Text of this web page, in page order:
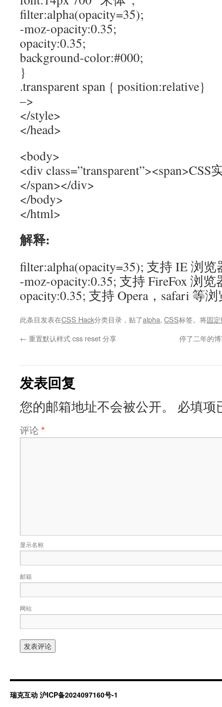
filter:alpha(opacity=35);
-moz-opacity:0.35;
opacity:0.35;
background-color:#000;
}
.transparent span { position:relative}
–>
</style>
</head>
<body>
<div
</span></div>
</body>
</html>
解释:
filter:alpha(opacity=35); 支持 IE 浏览
-moz-opacity:0.35; 支持 FireFox 浏览
opacity:0.35; 支持 Opera，safari 等
此条目发表在CSS Hack分类目录，贴了alpha, CSS标签。将固
← 重置默认样式 css reset 分享 停了二年的
发表回复
您的邮箱地址不会被公开。 必填项
评论 *
显示名称
邮箱
网站
瑞克互动 沪ICP备2024097160号-1